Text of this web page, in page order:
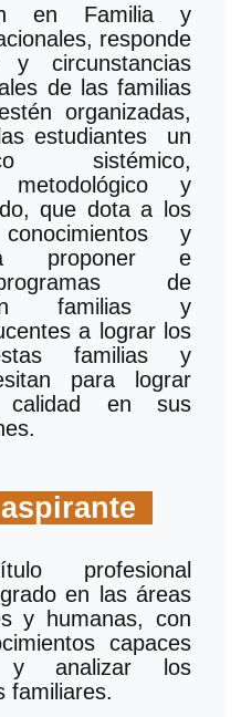
en Familia y
responde
circunstancias
de las familias
organizadas,
estudiantes un
sistémico,
y
que dota a los
y
proponer e
de
familias y
a lograr los
familias y
para lograr
en sus
profesional
en las áreas
y humanas, con
capaces
y analizar los
familiares.